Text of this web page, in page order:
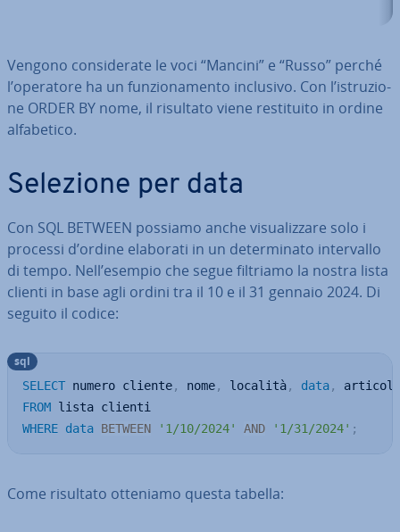
Vengono con­si­de­ra­te le voci “Mancini” e “Russo” perché
l’operatore ha un fun­zio­na­men­to inclusivo. Con l’istru­zio­
ne ORDER BY nome, il risultato viene re­sti­tui­to in ordine
al­fa­be­ti­co.
Selezione per data
Con SQL BETWEEN possiamo anche vi­sua­liz­za­re solo i
processi d’ordine elaborati in un de­ter­mi­na­to in­ter­val­lo
di tempo. Nell’esempio che segue filtriamo la nostra lista
clienti in base agli ordini tra il 10 e il 31 gennaio 2024. Di
seguito il codice:
SELECT numero cliente, nome, località, data,
articolo
FROM
WHERE data BETWEEN '1/10/2024' AND '1/31/2024' ;
sql
Come risultato otteniamo questa tabella: